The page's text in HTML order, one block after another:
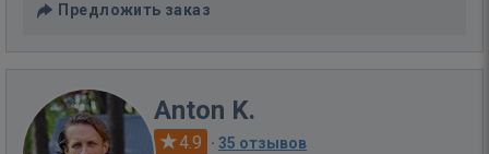
Предложить заказ
Anton K.
4.9 · 35 отзывов